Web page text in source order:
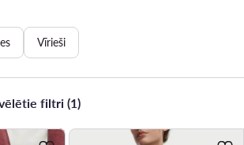
Vīrieši
filtri (1)